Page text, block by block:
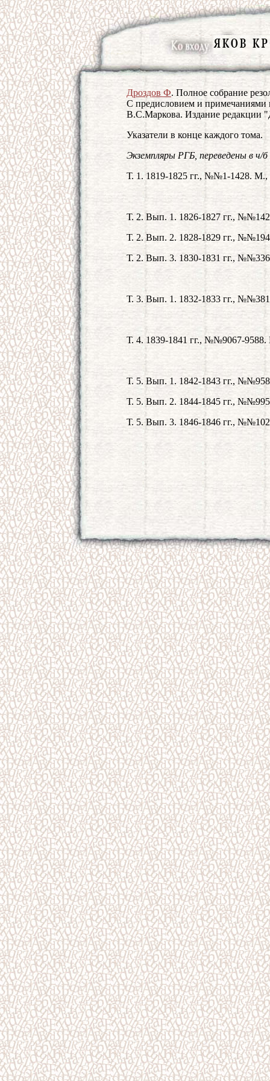
Дроздов Ф. Полное собрание
С предисловием и примечаниями
В.С.Маркова. Издание редакции
Указатели в конце каждого тома.
Экземпляры РГБ, переведены в ч/
Т. 1. 1819-1825 гг., №№1-1428. М.,
Т. 2. Вып. 1. 1826-1827 гг.,
Т. 2. Вып. 2. 1828-1829 гг.,
Т. 2. Вып. 3. 1830-1831 гг.,
Т. 3. Вып. 1. 1832-1833 гг.,
Т. 4. 1839-1841 гг., №№9067-
Т. 5. Вып. 1. 1842-1843 гг.,
Т. 5. Вып. 2. 1844-1845 гг.,
Т. 5. Вып. 3. 1846-1846 гг.,